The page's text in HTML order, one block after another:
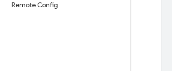
Remote Config